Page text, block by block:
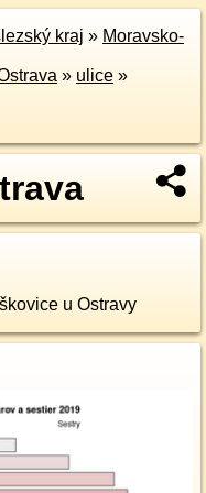
kraj » Moravsko-
» ulice »
u Ostravy